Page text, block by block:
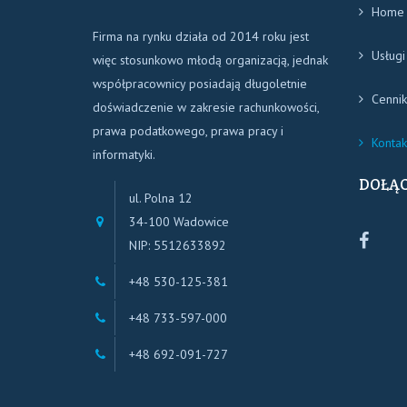
Firma na rynku działa od 2014 roku jest
więc stosunkowo młodą organizacją, jednak
współpracownicy posiadają długoletnie
doświadczenie w zakresie rachunkowości,
prawa podatkowego, prawa pracy i
informatyki.
ul. Polna 12
34-100 Wadowice
NIP: 5512633892
+48 530-125-381
+48 733-597-000
+48 692-091-727
Home
Usługi
Cennik